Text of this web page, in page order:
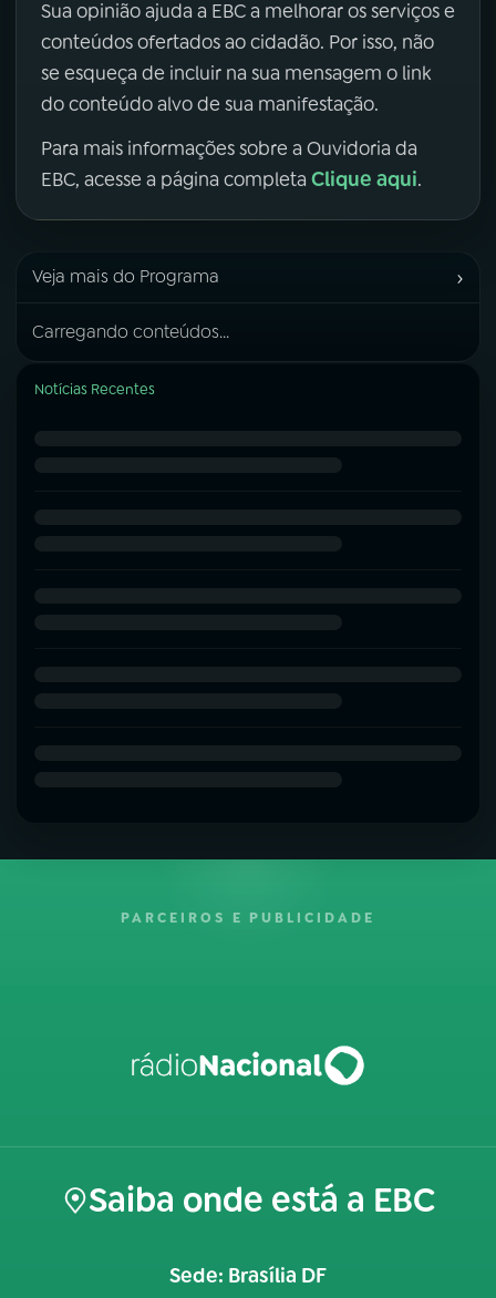
Sua opinião ajuda a EBC a melhorar os serviços e
conteúdos ofertados ao cidadão. Por isso, não
se esqueça de incluir na sua mensagem o link
do conteúdo alvo de sua manifestação.
Para mais informações sobre a Ouvidoria da
EBC, acesse a página completa Clique aqui.
Veja mais do Programa ›
Carregando conteúdos...
Notícias Recentes
PARCEIROS E PUBLICIDADE
Saiba onde está a EBC
Sede: Brasília DF